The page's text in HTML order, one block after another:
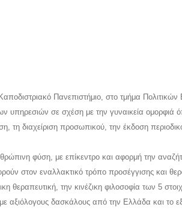
Πανεπιστήμιο, στο τμήμα
υπηρεσιών σε σχέση με την γυναικεία ομορφιά
τη διαχείριση προσωπικού, την έκδοση
φύση, με επίκεντρο και αφορμή την
στον εναλλακτικό τρόπο προσέγγισης και
θεραπευτική, την κινέζικη φιλοσοφία των 5
αξιόλογους δασκάλους από την Ελλάδα και το